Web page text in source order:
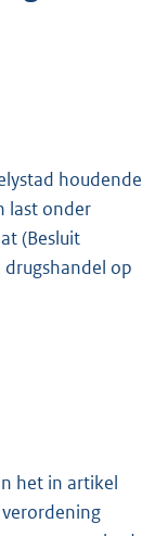
houdende
last onder
(Besluit
op
het in artikel